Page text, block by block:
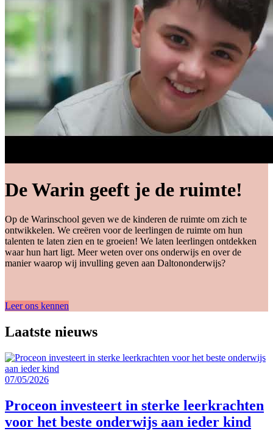
De Warin geeft je de ruimte!
Op de Warinschool geven we de kinderen de ruimte om zich te
ontwikkelen. We creëren voor de leerlingen de ruimte om hun
talenten te laten zien en te groeien! We laten leerlingen ontdekken
waar hun hart ligt. Meer weten over ons onderwijs en over de
manier waarop wij invulling geven aan Daltononderwijs?
Leer ons kennen
Laatste nieuws
07/05/2026
Proceon investeert in sterke leerkrachten
voor het beste onderwijs aan ieder kind